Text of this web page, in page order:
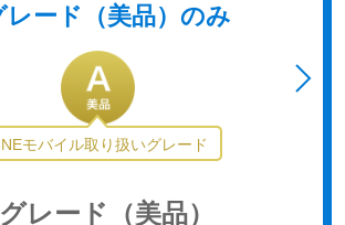
レード（美品）のみ
レード（美品）